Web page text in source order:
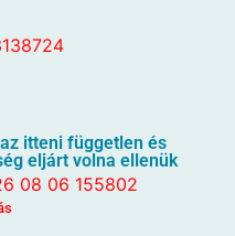
itteni független és
eljárt volna ellenük